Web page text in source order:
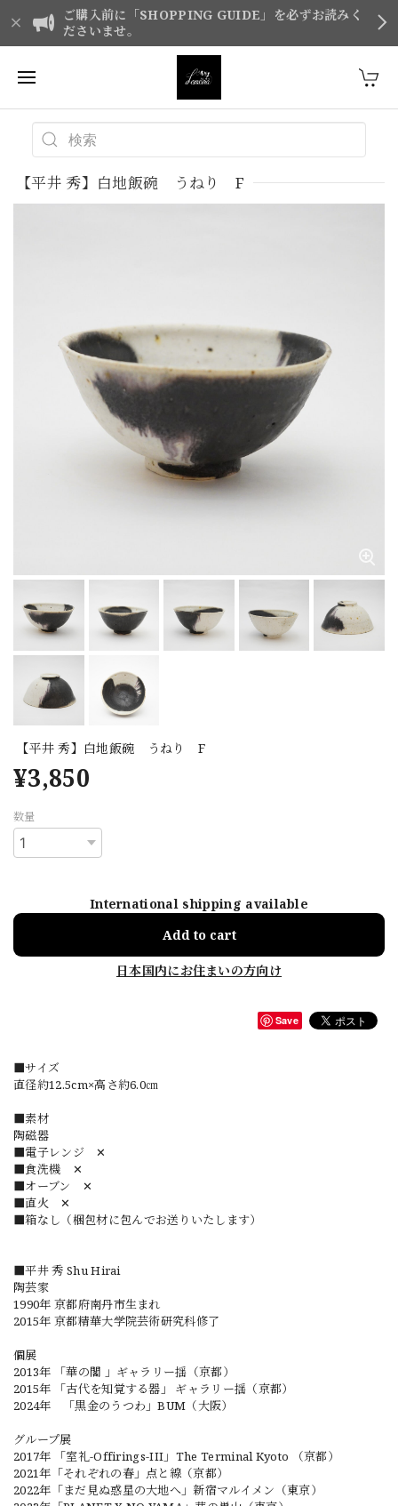
ご購入前に「SHOPPING GUIDE」を必ずお読みく
ださいませ。
【平井 秀】白地飯碗 うねり F
【平井 秀】白地飯碗 うねり F
¥3,850
数量
International shipping available
Add to cart
日本国内にお住まいの方向け
Save
■サイズ
直径約12.5cm×高さ約6.0㎝
■素材
陶磁器
■電子レンジ ✕
■食洗機 ✕
■オーブン ✕
■直火 ✕
■箱なし（梱包材に包んでお送りいたします）
■平井 秀 Shu Hirai
陶芸家
1990年 京都府南丹市生まれ
2015年 京都精華大学院芸術研究科修了
個展
2013年 「華の閣 」ギャラリー揺（京都）
2015年 「古代を知覚する器」 ギャラリー揺（京都）
2024年 「黒金のうつわ」BUM（大阪）
グループ展
2017年 「室礼-Offirings-III」The Terminal Kyoto （京都）
2021年「それぞれの春」点と線（京都）
2022年「まだ見ぬ惑星の大地へ」新宿マルイメン（東京）